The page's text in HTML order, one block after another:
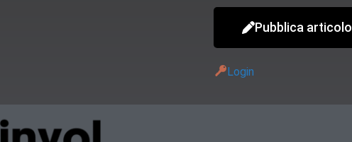
Pubblica articolo
Login